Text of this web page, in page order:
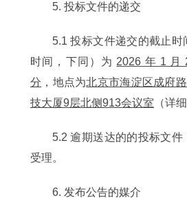
5. 投标文件的递交
5.1 投标文件递交的截止时
时间，下同）为 2026 年 1 月
分 ，地点为北京市海淀区成府
技大厦9层北侧913会议室 （详
5.2 逾期送达的的投标文件
受理。
6. 发布公告的媒介